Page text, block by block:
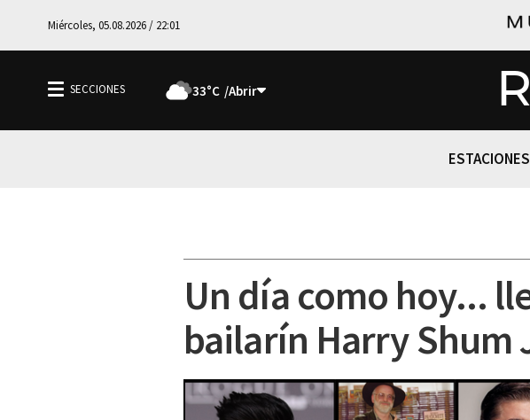
Miércoles, 05.08.2026 / 22:01
33°C
ESTACIONES
Un día como hoy...
bailarín Harry Shum